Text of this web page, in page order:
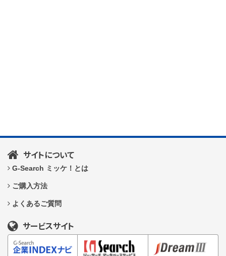
サイトについて
G-Search ミッケ！とは
ご購入方法
よくあるご質問
サービスサイト